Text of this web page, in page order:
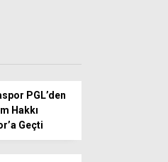
PGL’den
Hakkı
Geçti